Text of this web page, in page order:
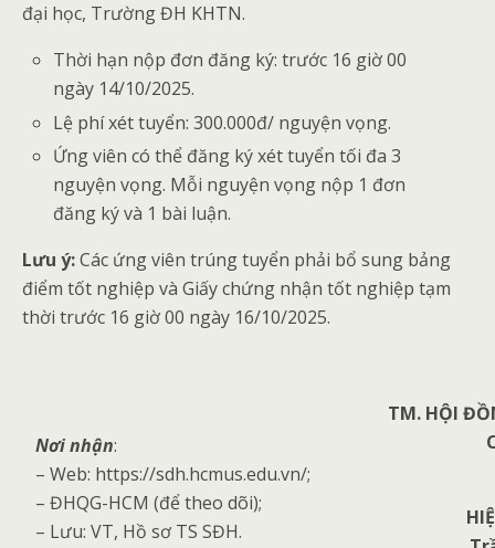
đại học, Trường ĐH KHTN.
Thời hạn nộp đơn đăng ký: trước 16 giờ 00
ngày 14/10/2025.
Lệ phí xét tuyển: 300.000đ/ nguyện vọng.
Ứng viên có thể đăng ký xét tuyển tối đa 3
nguyện vọng. Mỗi nguyện vọng nộp 1 đơn
đăng ký và 1 bài luận.
Lưu ý:Các ứng viên trúng tuyển phải bổ sung bảng
điểm tốt nghiệp và Giấy chứng nhận tốt nghiệp tạm
thời trước 16 giờ 00 ngày 16/10/2025.
Nơi nhận:
– Web: https://sdh.hcmus.edu.vn/;
– ĐHQG-HCM (để theo dõi);
– Lưu: VT, Hồ sơ TS SĐH.
TM. HỘI